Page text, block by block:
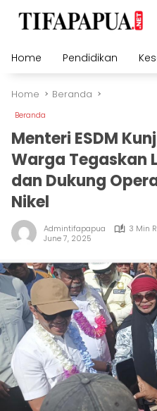
Home
Pendidikan
Home Beranda
Beranda
Menteri ESDM
Warga Tegaskan
dan Dukung
Nikel
Admintifapapua
3 Min
June 7, 2025